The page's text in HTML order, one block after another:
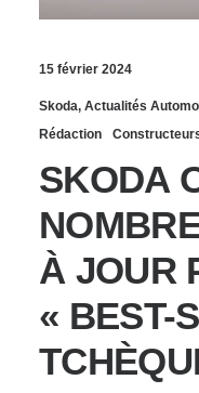
15 février 2024
Skoda, Actualités
Rédaction
SKODA
À JOUR
« BEST-